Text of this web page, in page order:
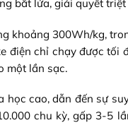
bắt lửa, giải quyết
khoảng 300Wh/kg,
điện chỉ chạy được tối
một lần sạc.
cao, dẫn đến sự
chu kỳ, gấp 3-5